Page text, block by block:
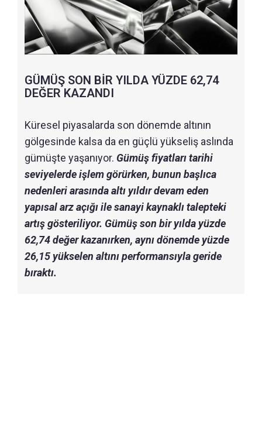
GÜMÜŞ SON BİR YILDA YÜZDE 62,74
DEĞER KAZANDI
Küresel piyasalarda son dönemde altının
gölgesinde kalsa da en güçlü yükseliş aslında
gümüşte yaşanıyor. Gümüş fiyatları tarihi
seviyelerde işlem görürken, bunun başlıca
nedenleri arasında altı yıldır devam eden
yapısal arz açığı ile sanayi kaynaklı talepteki
artış gösteriliyor. Gümüş son bir yılda yüzde
62,74 değer kazanırken, aynı dönemde yüzde
26,15 yükselen altını performansıyla geride
bıraktı.